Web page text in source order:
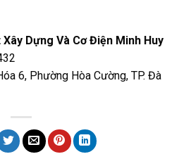
Dựng Và Cơ Điện Minh Huy
6, Phường Hòa Cường, TP. Đà